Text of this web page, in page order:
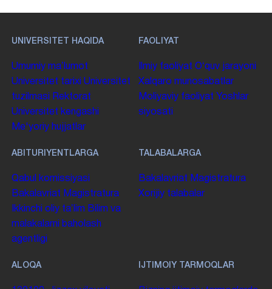
UNIVERSITET HAQIDA
Umumiy maʼlumot
Universitet tarixi Universitet
tuzilmasi
Rektorat
Universitet kengashi
Me'yoriy hujjatlar
FAOLIYAT
Ilmiy faoliyat Oʻquv jarayoni
Xalqaro munosabatlar
Moliyaviy faoliyat Yoshlar
siyosati
ABITURIYENTLARGA
Qabul komissiyasi
Bakalavriat Magistratura
Ikkinchi oliy taʼlim Bilim va
malakalarni baholash
agentligi
TALABALARGA
Bakalavriat Magistratura
Xorijiy talabalar
ALOQA IJTIMOIY TARMOQLAR